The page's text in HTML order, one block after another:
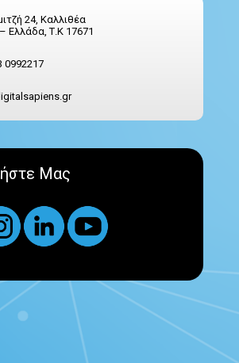
24, Καλλιθέα
Ελλάδα, Τ.Κ 17671
0992217
Μας